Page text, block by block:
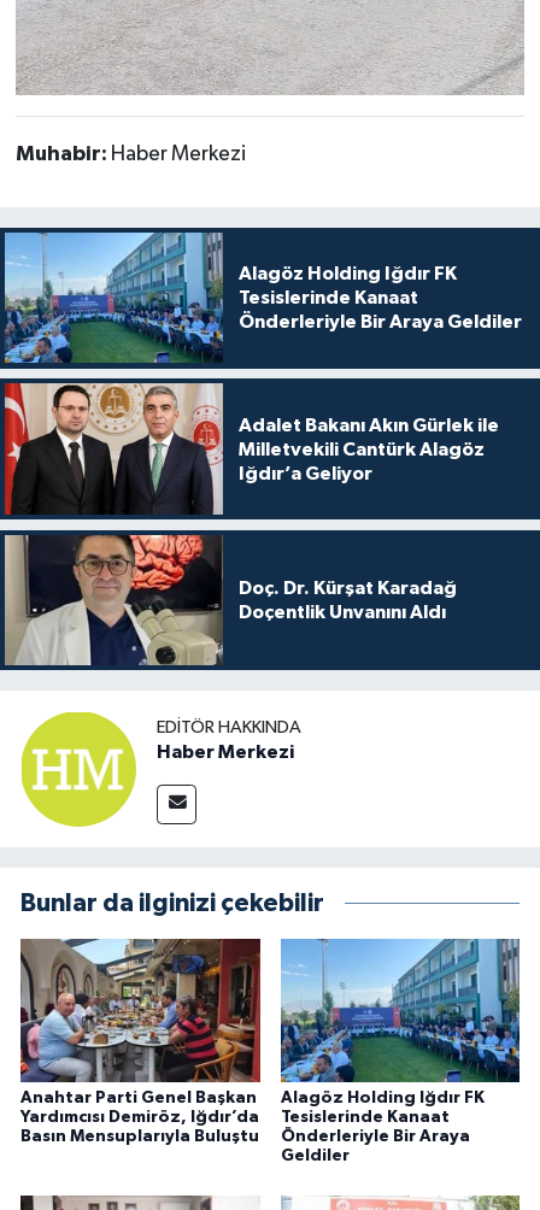
Muhabir: Haber Merkezi
Alagöz Holding Iğdır FK
Tesislerinde Kanaat
Önderleriyle Bir Araya Geldiler
Adalet Bakanı Akın Gürlek ile
Milletvekili Cantürk Alagöz
Iğdır’a Geliyor
Doç. Dr. Kürşat Karadağ
Doçentlik Unvanını Aldı
EDITÖR HAKKINDA
Haber Merkezi
Bunlar da ilginizi çekebilir
Anahtar Parti Genel Başkan
Yardımcısı Demiröz, Iğdır’da
Basın Mensuplarıyla Buluştu
Alagöz Holding Iğdır FK
Tesislerinde Kanaat
Önderleriyle Bir Araya
Geldiler